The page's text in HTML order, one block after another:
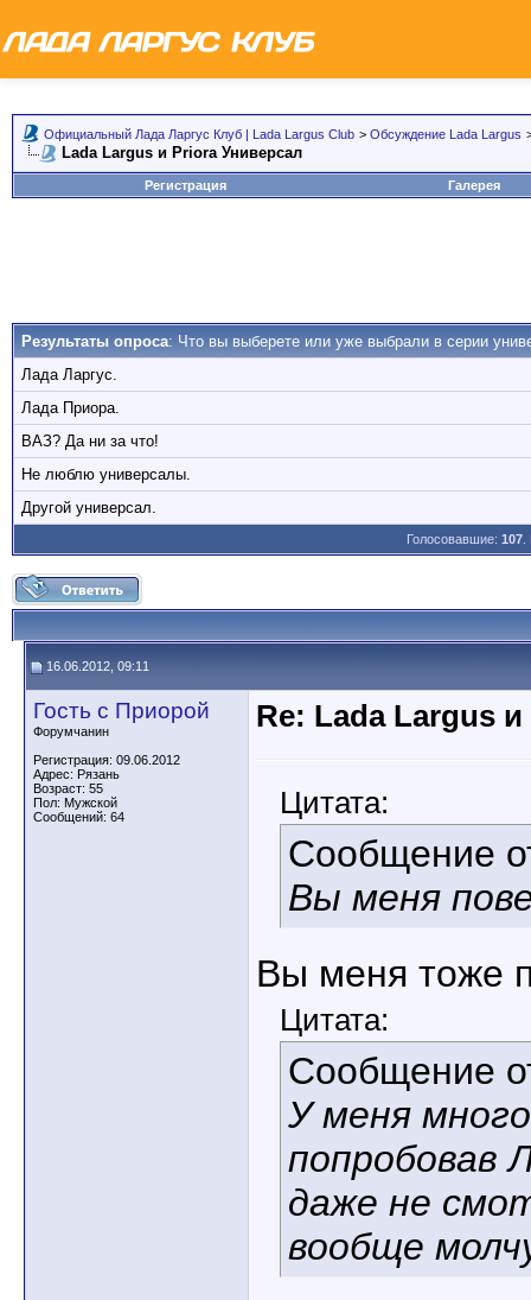
Официальный Лада Ларгус Клуб | Lada Largus Club > Обсуждение Lada Largus
Lada Largus и Priora Универсал
Регистрация Галерея
Результаты опроса: Что вы выберете или уже выбрали в серии
Лада Ларгус.
Лада Приора.
ВАЗ? Да ни за что!
Не люблю универсалы.
Другой универсал.
Голосовавшие: 107.
16.06.2012, 09:11
Гость с Приорой
Форумчанин
Регистрация: 09.06.2012
Адрес: Рязань
Возраст: 55
Пол: Мужской
Сообщений: 64
Re: Lada Largus
Цитата:
Сообщение
Вы меня
Вы меня тоже
Цитата:
Сообщение
У меня
попробовав
даже не
вообще